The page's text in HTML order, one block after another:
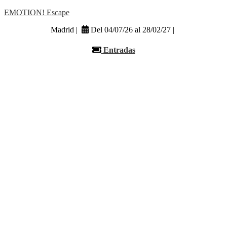
EMOTION! Escape
Madrid |
Del 04/07/26 al 28/02/27 |
Entradas